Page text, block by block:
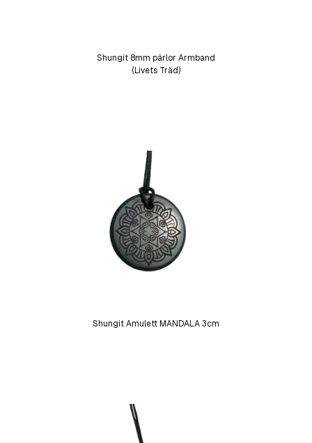
Shungit 8mm pärlor Armband
(Livets Träd)
Shungit Amulett MANDALA 3cm